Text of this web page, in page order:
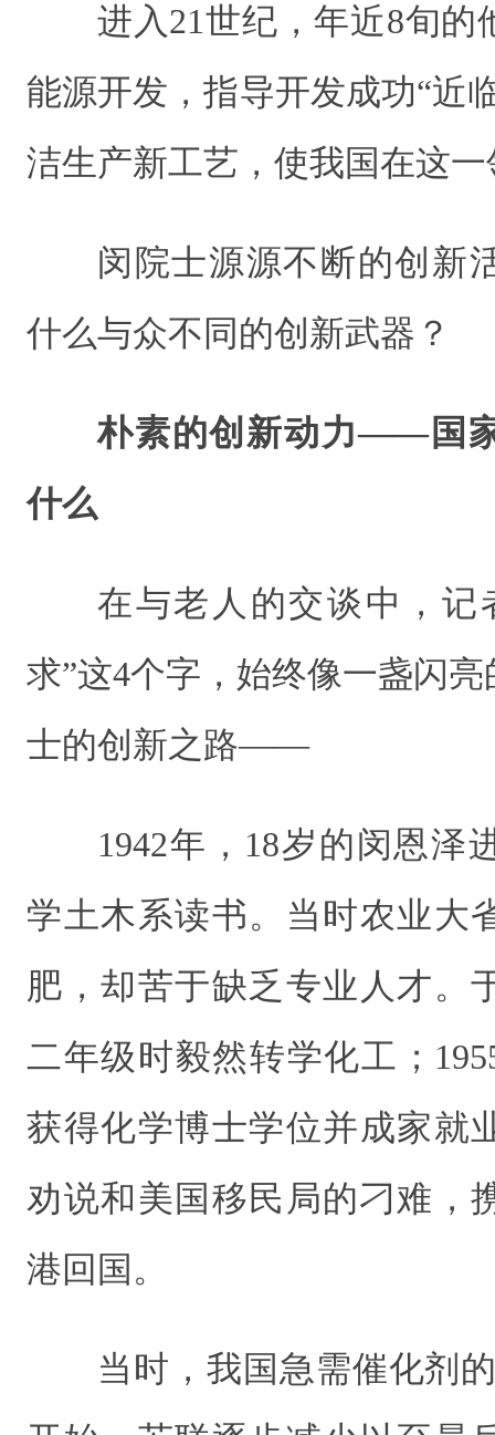
进入21世纪，年近8旬的
能源开发，指导开发成功“近
洁生产新工艺，使我国在这
闵院士源源不断的创新
什么与众不同的创新武器？
朴素的创新动力——国
什么
在与老人的交谈中，记
求”这4个字，始终像一盏闪
士的创新之路——
1942年，18岁的闵恩泽
学土木系读书。当时农业大
肥，却苦于缺乏专业人才。
二年级时毅然转学化工；
获得化学博士学位并成家就
劝说和美国移民局的刁难，
港回国。
当时，我国急需催化剂